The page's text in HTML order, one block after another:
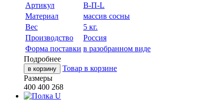
Артикул
В-П-L
Материал
массив сосны
Вес
5 кг.
Производство
Россия
Форма поставки в разобранном виде
Подробнее
в корзину
Товар в корзине
Размеры
400 400 268